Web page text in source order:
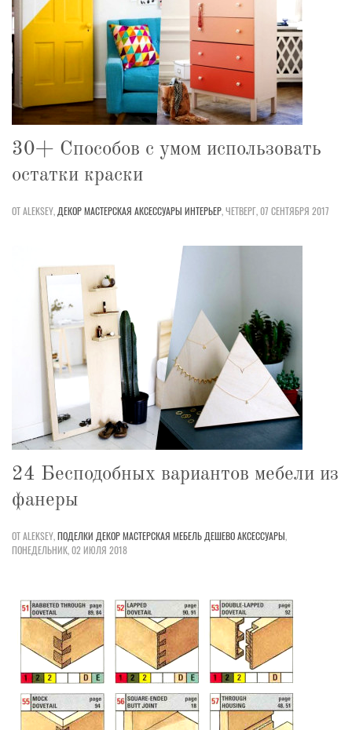
30+ Способов с умом использовать
остатки краски
ОТ ALEKSEY, ДЕКОРМАСТЕРСКАЯ АКСЕССУАРЫ ИНТЕРЬЕР,ЧЕТВЕРГ, 07 СЕНТЯБРЯ 2017
24 Бесподобных вариантов мебели из
фанеры
ОТ ALEKSEY,ПОДЕЛКИ ДЕКОРМАСТЕРСКАЯ МЕБЕЛЬ ДЕШЕВОАКСЕССУАРЫ,
ПОНЕДЕЛЬНИК, 02 ИЮЛЯ 2018